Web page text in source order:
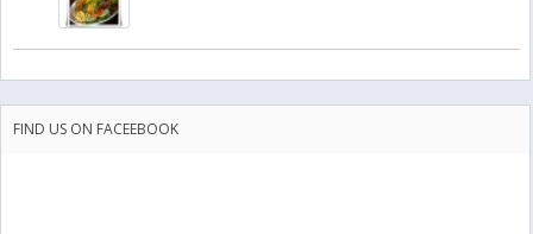
FIND US ON FACEEBOOK